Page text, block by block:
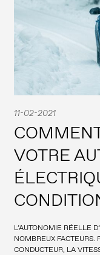
11-02-2021
VOTRE
L’AUTONOMIE RÉELLE
NOMBREUX FACTEURS.
CONDUCTEUR, LA